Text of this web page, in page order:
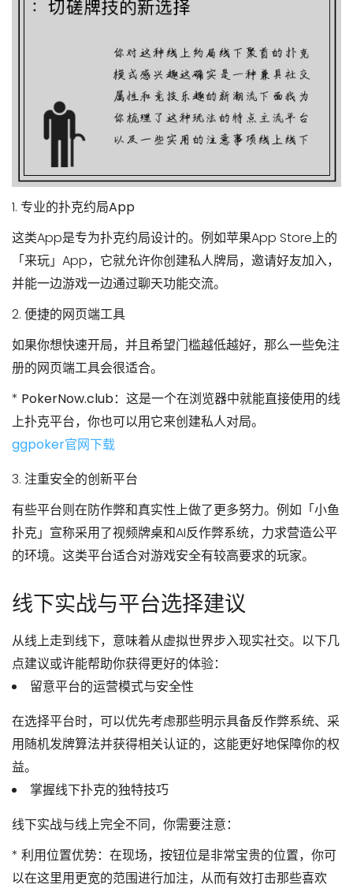
1. 专业的扑克约局App
这类App是专为扑克约局设计的。例如苹果App Store上的
「来玩」App，它就允许你创建私人牌局，邀请好友加入，
并能一边游戏一边通过聊天功能交流。
2. 便捷的网页端工具
如果你想快速开局，并且希望门槛越低越好，那么一些免注
册的网页端工具会很适合。
* PokerNow.club：这是一个在浏览器中就能直接使用的线
上扑克平台，你也可以用它来创建私人对局。
ggpoker官网下载
3. 注重安全的创新平台
有些平台则在防作弊和真实性上做了更多努力。例如「小鱼
扑克」宣称采用了视频牌桌和AI反作弊系统，力求营造公平
的环境。这类平台适合对游戏安全有较高要求的玩家。
线下实战与平台选择建议
从线上走到线下，意味着从虚拟世界步入现实社交。以下几
点建议或许能帮助你获得更好的体验：
留意平台的运营模式与安全性
在选择平台时，可以优先考虑那些明示具备反作弊系统、采
用随机发牌算法并获得相关认证的，这能更好地保障你的权
益。
掌握线下扑克的独特技巧
线下实战与线上完全不同，你需要注意：
* 利用位置优势：在现场， 按钮位是非常宝贵的位置，你可
以在这里用更宽的范围进行加注，从而有效打击那些喜欢